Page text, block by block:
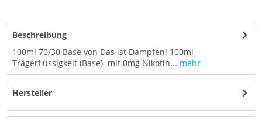
Beschreibung
100ml 70/30 Base von Das ist Dampfen! 100ml
Trägerflüssigkeit (Base) mit 0mg Nikotin... mehr
Hersteller